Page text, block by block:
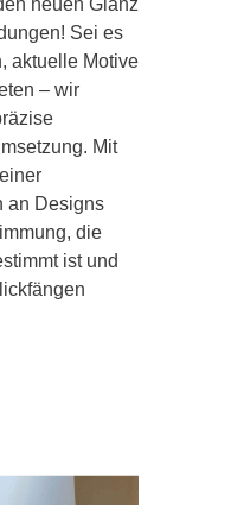
neuen Glanz
Sei es
aktuelle Motive
– wir
Mit
an Designs
die
ist und